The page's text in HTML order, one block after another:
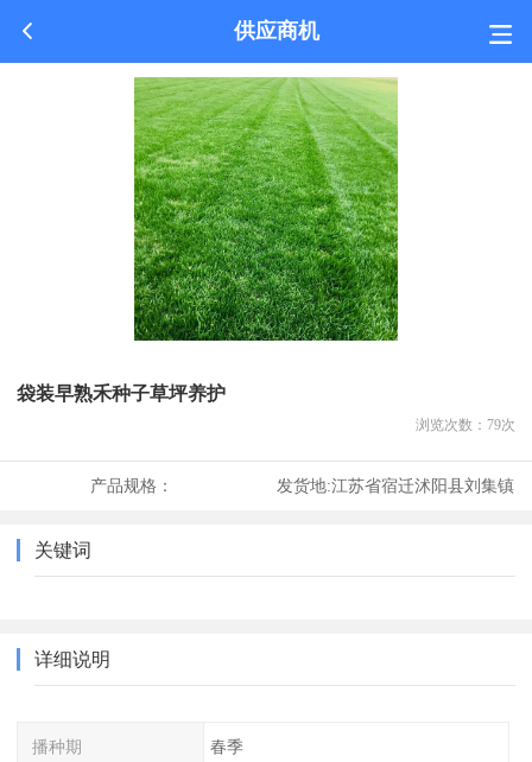
供应商机
袋装早熟禾种子草坪养护
浏览次数： 79次
产品规格： 发货地:江苏省宿迁沭阳县刘集镇
关键词
详细说明
播种期 春季